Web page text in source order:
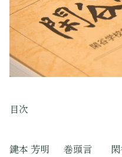
目次
鍵本 芳明 巻頭言 閑谷